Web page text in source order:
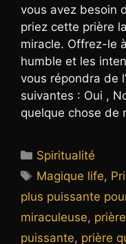
vous avez besoin
priez cette prière
miracle. Offrez-le
humble et les
vous répondra de
suivantes : Oui ,
quelque chose de
Catégories
Spiritualité
Étiquettes
Magique life,
plus puissante
miraculeuse,
puissante, prière